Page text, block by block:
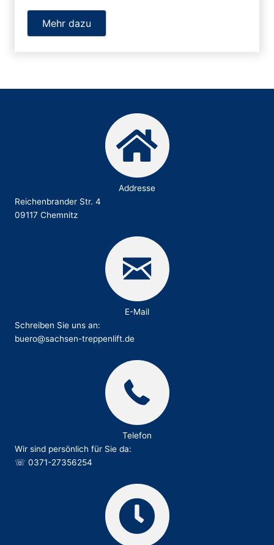
Mehr dazu
Addresse
Reichenbrander Str. 4
09117 Chemnitz
E-Mail
Schreiben Sie uns an:
buero@sachsen-treppenlift.de
Telefon
Wir sind persönlich für Sie da:
☏ 0371-27356254